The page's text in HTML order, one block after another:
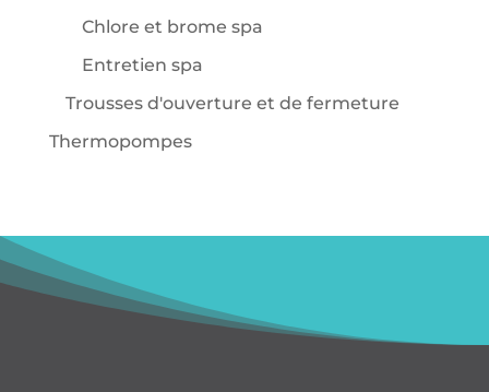
Chlore et brome spa
Entretien spa
Trousses d'ouverture et de fermeture
Thermopompes